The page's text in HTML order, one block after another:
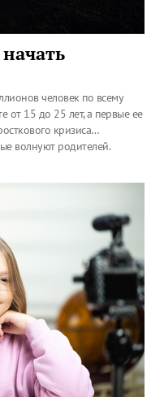
человек по всему
от 15 до 25 лет, а первые ее
кризиса…
волнуют родителей.